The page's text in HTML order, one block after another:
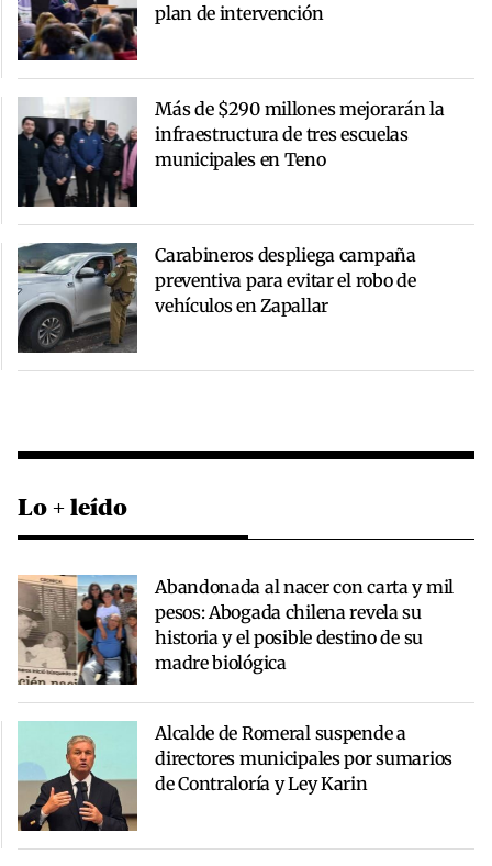
plan de intervención
Más de $290 millones mejorarán la
infraestructura de tres escuelas
municipales en Teno
Carabineros despliega campaña
preventiva para evitar el robo de
vehículos en Zapallar
Lo + leído
Abandonada al nacer con carta y mil
pesos: Abogada chilena revela su
historia y el posible destino de su
madre biológica
Alcalde de Romeral suspende a
directores municipales por sumarios
de Contraloría y Ley Karin